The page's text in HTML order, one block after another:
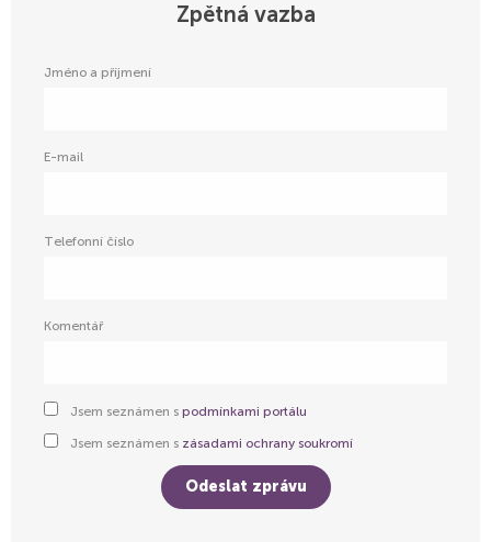
Zpětná vazba
Jméno a příjmení
E-mail
Тelefonní číslo
Komentář
Jsem seznámen s podmínkami portálu
Jsem seznámen s zásadami ochrany soukromí
Odeslat zprávu